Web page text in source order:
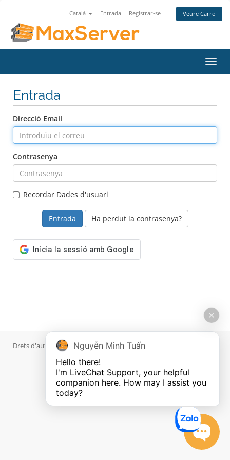
Català Entrada Registrar-se Veure Carro
la
Entrada
Direcció Email
Contrasenya
Recordar Dades d'usuari
Ha perdut la contrasenya?
Drets d'autor © 2026 MaxServer.com. Tots els drets reservats.
Nguyễn Minh Tuấn
Hello there!
I'm LiveChat Support, your helpful
companion here. How may I assist you
today?